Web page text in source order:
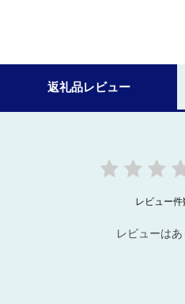
返礼品レビュー
レビュー
レビューはあ